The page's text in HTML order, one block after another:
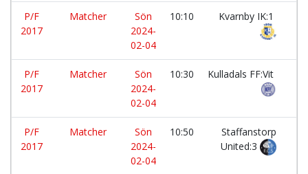
P/F
2017
Matcher
Sön
2024-
02-04
10:10 Kvarnby IK:1
P/F
2017
Matcher
Sön
2024-
02-04
10:30 Kulladals FF:Vit
P/F
2017
Matcher
Sön
2024-
02-04
10:50
Staffanstorp
United:3